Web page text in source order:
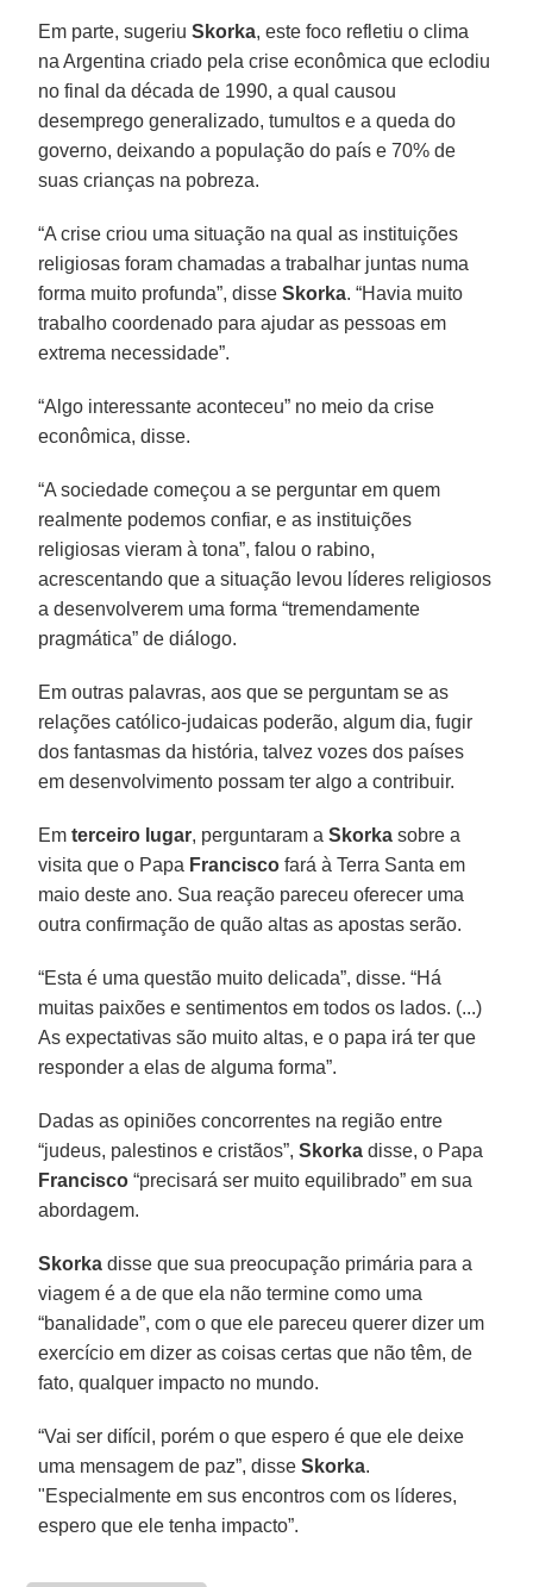
Em parte, sugeriuSkorka, este foco refletiu o clima
na Argentina criado pela crise econômica que eclodiu
no final da década de 1990, a qual causou
desemprego generalizado, tumultos e a queda do
governo, deixando a população do país e 70% de
suas crianças na pobreza.
“A crise criou uma situação na qual as instituições
religiosas foram chamadas a trabalhar juntas numa
forma muito profunda”, disseSkorka. “Havia muito
trabalho coordenado para ajudar as pessoas em
extrema necessidade”.
“Algo interessante aconteceu” no meio da crise
econômica, disse.
“A sociedade começou a se perguntar em quem
realmente podemos confiar, e as instituições
religiosas vieram à tona”, falou o rabino,
acrescentando que a situação levou líderes religiosos
a desenvolverem uma forma “tremendamente
pragmática” de diálogo.
Em outras palavras, aos que se perguntam se as
relações católico-judaicas poderão, algum dia, fugir
dos fantasmas da história, talvez vozes dos países
em desenvolvimento possam ter algo a contribuir.
Emterceiro lugar, perguntaram aSkorka sobre a
visita que o Papa Francisco fará à Terra Santa em
maio deste ano. Sua reação pareceu oferecer uma
outra confirmação de quão altas as apostas serão.
“Esta é uma questão muito delicada”, disse. “Há
muitas paixões e sentimentos em todos os lados. (...)
As expectativas são muito altas, e o papa irá ter que
responder a elas de alguma forma”.
Dadas as opiniões concorrentes na região entre
“judeus, palestinos e cristãos”,Skorka disse, o Papa
Francisco “precisará ser muito equilibrado” em sua
abordagem.
Skorka disse que sua preocupação primária para a
viagem é a de que ela não termine como uma
“banalidade”, com o que ele pareceu querer dizer um
exercício em dizer as coisas certas que não têm, de
fato, qualquer impacto no mundo.
“Vai ser difícil, porém o que espero é que ele deixe
uma mensagem de paz”, disseSkorka.
"Especialmente em sus encontros com os líderes,
espero que ele tenha impacto”.